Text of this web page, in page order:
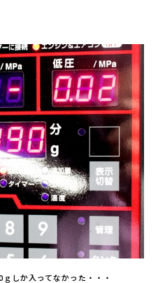
しか入ってなかった・・・